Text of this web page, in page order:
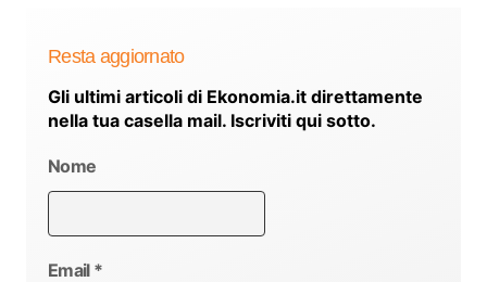
Resta aggiornato
Gli ultimi articoli di Ekonomia.it direttamente
nella tua casella mail. Iscriviti qui sotto.
Nome
Email *